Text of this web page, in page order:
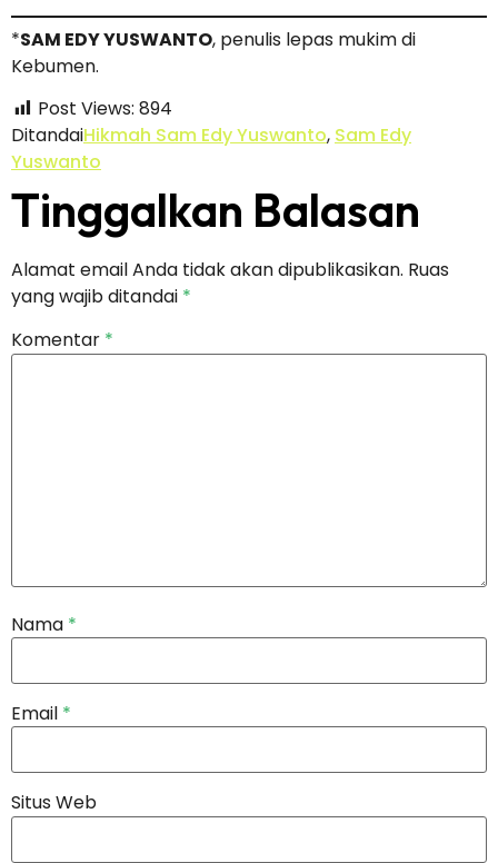
*SAM EDY YUSWANTO, penulis lepas mukim di
Kebumen.
Post Views: 894
DitandaiHikmah Sam Edy Yuswanto, Sam Edy
Yuswanto
Tinggalkan Balasan
Alamat email Anda tidak akan dipublikasikan. Ruas
yang wajib ditandai *
Komentar *
Nama *
Email *
Situs Web